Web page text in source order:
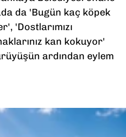
da 'Bugün kaç köpek
'Dostlarımızı
kan kokuyor'
ardından eylem